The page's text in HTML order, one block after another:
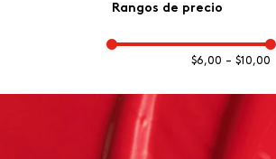
ésika
Rangos de precio
$6,00 – $10,00